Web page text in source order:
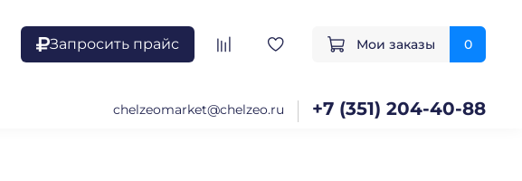
Запросить прайс Мои заказы 0
chelzeomarket@chelzeo.ru +7 (351) 204-40-88